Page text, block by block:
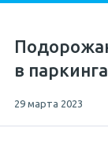
в
29 марта 2023